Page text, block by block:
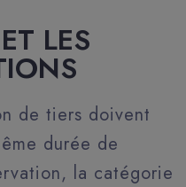
LES
de tiers doivent
durée de
la catégorie